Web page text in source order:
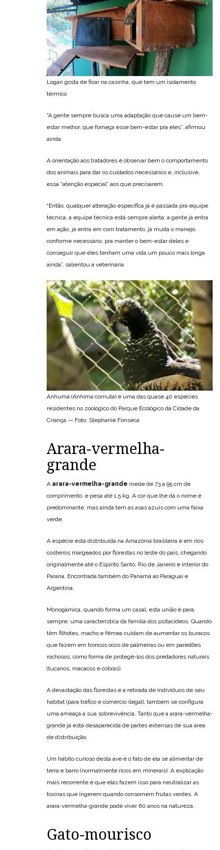
Logan gosta de ficar na casinha, que tem um isolamento
térmico
“A gente sempre busca uma adaptação que cause um bem-
estar melhor, que forneça esse bem-estar pra eles”, afirmou
ainda.
A orientação aos tratadores é observar bem o comportamento
dos animais para dar os cuidados necessários e, inclusive,
essa “atenção especial” aos que precisarem.
“Então, qualquer alteração específica já é passada pra equipe
técnica, a equipe técnica está sempre alerta, a gente já entra
em ação, já entra em com tratamento, já muda o manejo,
conforme necessário, pra manter o bem-estar deles e
conseguir que eles tenham uma vida um pouco mais longa
ainda”, salientou a veterinária.
Anhuma (Anhima cornuta) é uma das quase 40 espécies
residentes no zoológico do Parque Ecológico da Cidade da
Criança — Foto: Stephanie Fonseca
Arara-vermelha-
grande
A arara-vermelha-grande mede de 73 a 95 cm de
comprimento, e pesa até 1,5 kg. A cor que lhe dá o nome é
predominante, mas ainda tem as asas azuis com uma faixa
verde.
A espécie está distribuída na Amazônia brasileira e em rios
costeiros margeados por florestas no leste do país, chegando
originalmente até o Espírito Santo, Rio de Janeiro e interior do
Paraná. Encontrada também do Panamá ao Paraguai e
Argentina.
Monogâmica, quando forma um casal, esta união é para
sempre; uma característica da família dos psitacídeos. Quando
têm filhotes, macho e fêmea cuidam de aumentar os buracos
que fazem em troncos ocos de palmeiras ou em paredões
rochosos, como forma de protegê-los dos predadores naturais
(tucanos, macacos e cobras).
A devastação das florestas e a retirada de indivíduos de seu
habitat (para tráfico e comércio ilegal), também se configura
uma ameaça à sua sobrevivência. Tanto que a arara-vermelha-
grande já está desaparecida de partes extensas de sua área
de distribuição.
Um hábito curioso desta ave é o fato de ela se alimentar de
terra e barro (normalmente ricos em minerais). A explicação
mais recorrente é que elas fazem isso para neutralizar as
toxinas que ingerem quando consomem frutas verdes. A
arara-vermelha-grande pode viver 60 anos na natureza.
Gato-mourisco